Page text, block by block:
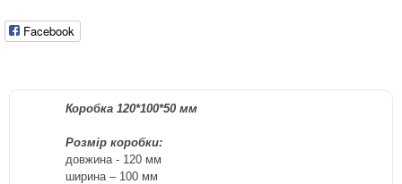
Facebook
Коробка 120*100*50 мм
Розмір коробки:
довжина - 120 мм
ширина – 100 мм